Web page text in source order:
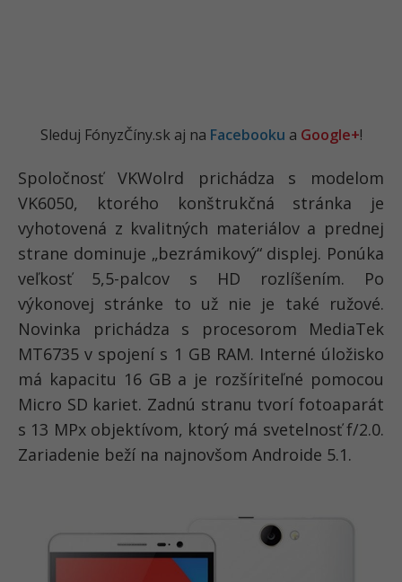
Sleduj FónyzČíny.sk aj na Facebooku a Google+!
Spoločnosť VKWolrd prichádza s modelom
VK6050, ktorého konštrukčná stránka je
vyhotovená z kvalitných materiálov a prednej
strane dominuje „bezrámikový“ displej. Ponúka
veľkosť 5,5-palcov s HD rozlíšením. Po
výkonovej stránke to už nie je také ružové.
Novinka prichádza s procesorom MediaTek
MT6735 v spojení s 1 GB RAM. Interné úložisko
má kapacitu 16 GB a je rozšíriteľné pomocou
Micro SD kariet. Zadnú stranu tvorí fotoaparát
s 13 MPx objektívom, ktorý má svetelnosť f/2.0.
Zariadenie beží na najnovšom Androide 5.1.